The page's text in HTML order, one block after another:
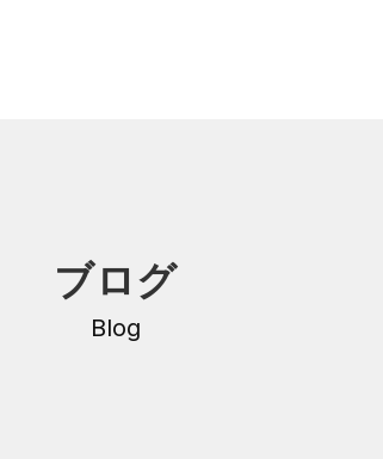
介護支援専門員更新研修
公共職業訓練
ブログ
Blog